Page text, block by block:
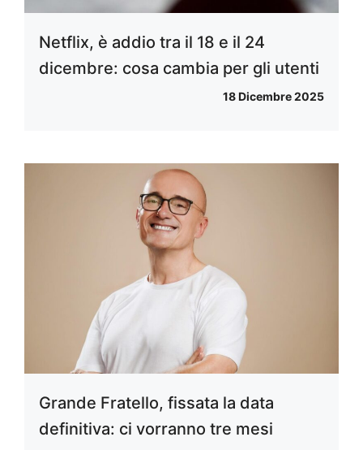
Netflix, è addio tra il 18 e il 24
dicembre: cosa cambia per gli utenti
18 Dicembre 2025
Grande Fratello, fissata la data
definitiva: ci vorranno tre mesi